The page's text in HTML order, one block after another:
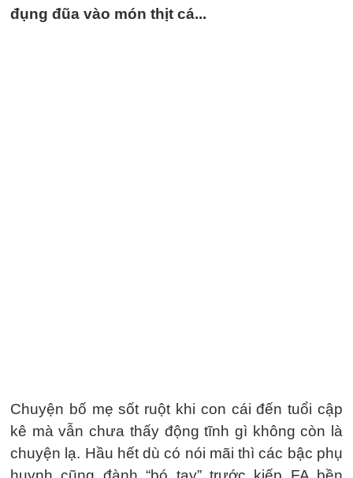
đụng đũa vào món thịt cá...
Chuyện bố mẹ sốt ruột khi con cái đến tuổi cập
kê mà vẫn chưa thấy động tĩnh gì không còn là
chuyện lạ. Hầu hết dù có nói mãi thì các bậc phụ